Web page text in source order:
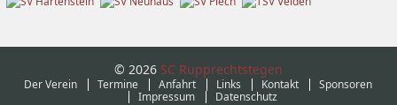
© 2026 SC Rupprechtstegen
Der Verein Termine Anfahrt Links Kontakt
Sponsoren
Impressum
Datenschutz